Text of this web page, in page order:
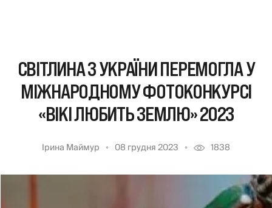
СВІТЛИНА З УКРАЇНИ ПЕРЕМОГЛА У
МІЖНАРОДНОМУ ФОТОКОНКУРСІ
«ВІКІ ЛЮБИТЬ ЗЕМЛЮ» 2023
Ірина Маймур 08 грудня 2023 1838